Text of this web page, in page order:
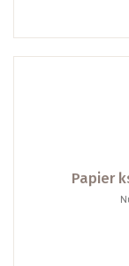
Papier